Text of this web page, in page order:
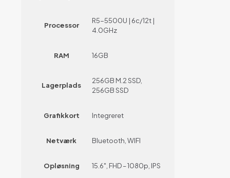
Processor
R5-5500U | 6c/12t |
4.0GHz
RAM 16GB
Lagerplads
256GB M.2 SSD,
256GB SSD
Grafikkort Integreret
Netværk Bluetooth, WIFI
Opløsning 15.6", FHD – 1080p, IPS